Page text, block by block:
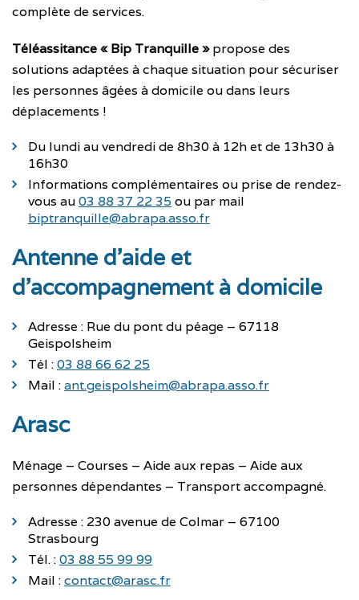
complète de services.
Téléassitance « Bip Tranquille »propose des
solutions adaptées à chaque situation pour sécuriser
les personnes âgées à domicile ou dans leurs
déplacements !
Du lundi au vendredi de 8h30 à 12h et de 13h30 à
16h30
Informations complémentaires ou prise de rendez-
vous au03 88 37 22 35ou par mail
biptranquille@abrapa.asso.fr
Antenne d’aide et
d’accompagnement à domicile
Adresse : Rue du pont du péage – 67118
Geispolsheim
Tél :03 88 66 62 25
Mail :ant.geispolsheim@abrapa.asso.fr
Arasc
Ménage – Courses – Aide aux repas – Aide aux
personnes dépendantes – Transport accompagné.
Adresse : 230 avenue de Colmar – 67100
Strasbourg
Tél. :03 88 55 99 99
Mail :contact@arasc.fr